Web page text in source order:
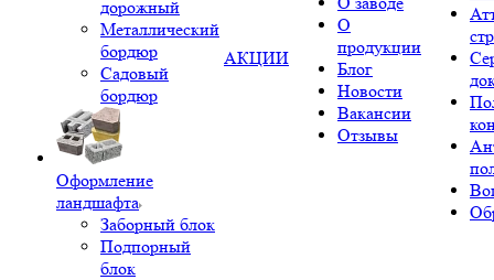
дорожный
Металлический
бордюр
Садовый
бордюр
Оформление
ландшафта
Заборный блок
Подпорный
блок
АКЦИИ
О
продукции
Блог
Новости
Вакансии
Отзывы